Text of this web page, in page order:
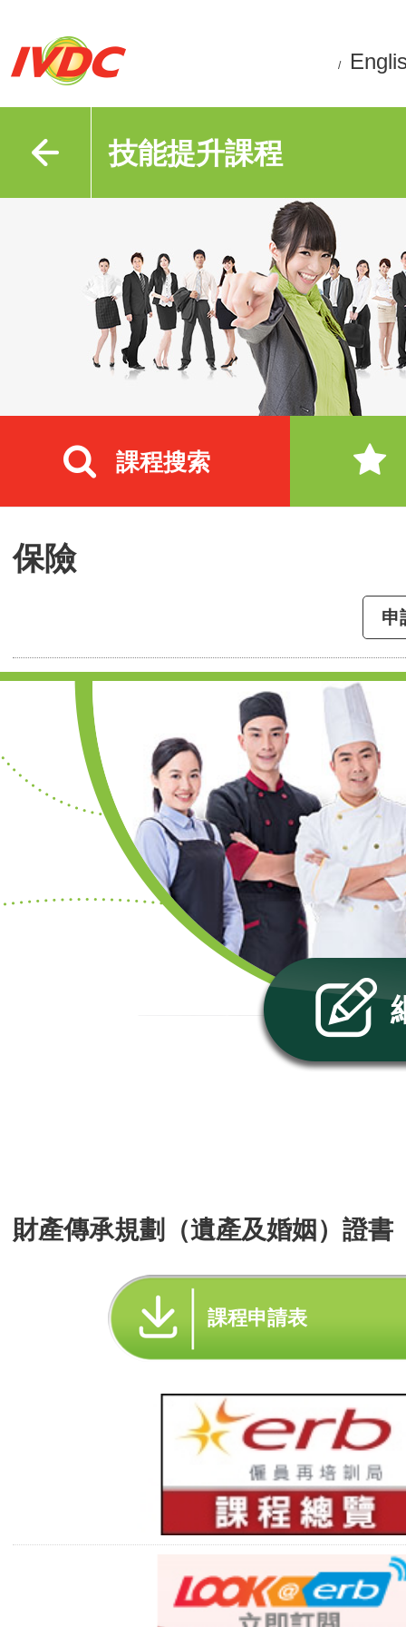
/
技能提升課程
課程搜索
保險
申
財產傳承規劃（遺產及婚姻）證書
課程申請表